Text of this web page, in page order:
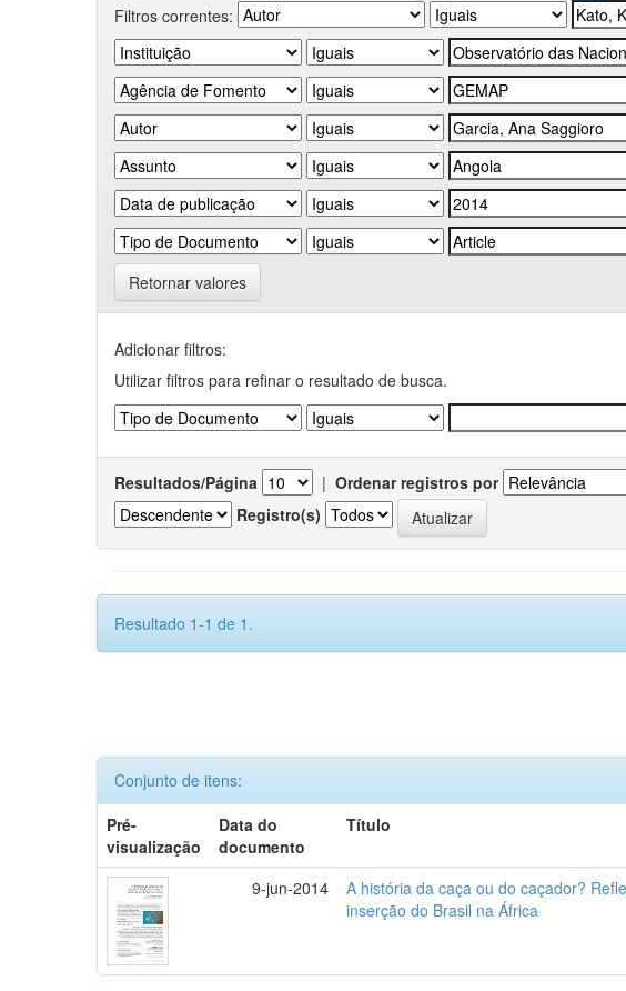
Filtros correntes:
Retornar valores
Adicionar filtros:
Utilizar filtros para refinar o resultado de busca.
Resultados/Página | Ordenar registros por
Registro(s)
Resultado 1-1 de 1.
Conjunto de itens:
Pré-
visualização
Data do
documento
Título
9-jun-2014
A história da caça ou do caçador?
inserção do Brasil na África